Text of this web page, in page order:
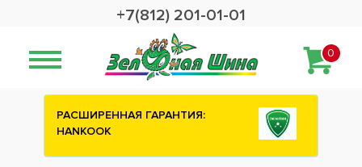
+7(812) 201-01-01
0
Сashback 2500 рублей на зимние